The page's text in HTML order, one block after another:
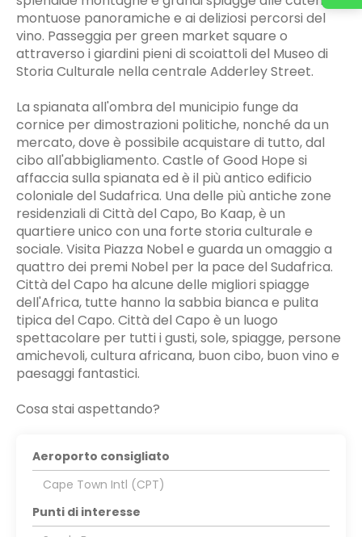
montuose panoramiche e ai deliziosi percorsi del
vino. Passeggia per green market square o
attraverso i giardini pieni di scoiattoli del Museo di
Storia Culturale nella centrale Adderley Street.
La spianata all'ombra del municipio funge da
cornice per dimostrazioni politiche, nonché da un
mercato, dove è possibile acquistare di tutto, dal
cibo all'abbigliamento. Castle of Good Hope si
affaccia sulla spianata ed è il più antico edificio
coloniale del Sudafrica. Una delle più antiche zone
residenziali di Città del Capo, Bo Kaap, è un
quartiere unico con una forte storia culturale e
sociale. Visita Piazza Nobel e guarda un omaggio a
quattro dei premi Nobel per la pace del Sudafrica.
Città del Capo ha alcune delle migliori spiagge
dell'Africa, tutte hanno la sabbia bianca e pulita
tipica del Capo. Città del Capo è un luogo
spettacolare per tutti i gusti, sole, spiagge, persone
amichevoli, cultura africana, buon cibo, buon vino e
paesaggi fantastici.
Cosa stai aspettando?
Aeroporto consigliato
Cape Town Intl (CPT)
Punti di interesse